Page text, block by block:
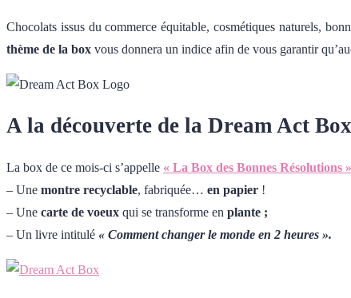
Chocolats issus du commerce équitable, cosmétiques naturels,
thème de la box vous donnera un indice afin de vous garantir
A la découverte de la Dream Act
La box de ce mois-ci s’appelle « La Box des Bonnes Résolutions »
– Une montre recyclable, fabriquée… en papier !
– Une carte de voeux qui se transforme en plante ;
– Un livre intitulé « Comment changer le monde en 2 heures ».